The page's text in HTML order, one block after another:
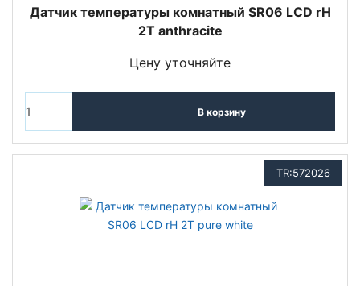
Датчик температуры комнатный SR06 LCD rH
2T anthracite
Цену уточняйте
В корзину
TR:572026